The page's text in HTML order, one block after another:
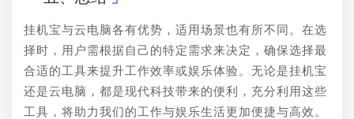
挂机宝与云电脑各有优势，适用场景也有所不同。在选
择时，用户需根据自己的特定需求来决定，确保选择最
合适的工具来提升工作效率或娱乐体验。无论是挂机宝
还是云电脑，都是现代科技带来的便利，充分利用这些
工具，将助力我们的工作与娱乐生活更加便捷与高效。